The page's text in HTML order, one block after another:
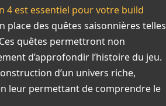
4 est essentiel pour votre build
place des quêtes saisonnières telles
Ces quêtes permettront non
d’approfondir l’histoire du jeu.
d’un univers riche,
leur permettant de comprendre le